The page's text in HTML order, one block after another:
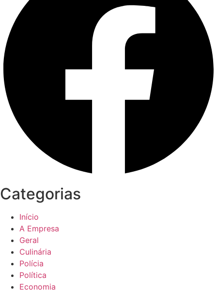
Categorias
Início
A Empresa
Geral
Culinária
Polícia
Política
Economia